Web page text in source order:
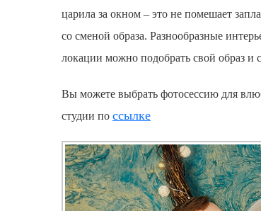
царила за окном – это не помешает
со сменой образа. Разнообразные
локации можно подобрать свой образ и
Вы можете выбрать фотосессию для
студии по ссылке